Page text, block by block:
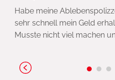
Habe meine
sehr schnell mein Geld
Musste nicht viel machen